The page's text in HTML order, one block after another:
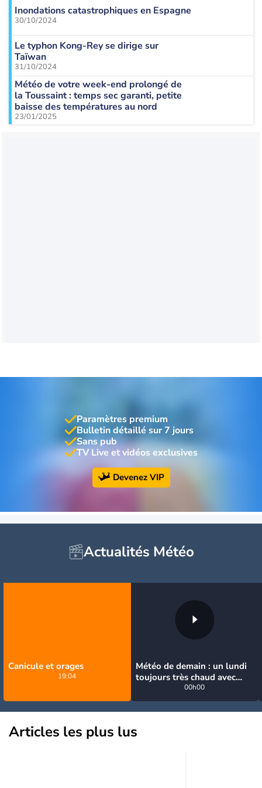
Inondations catastrophiques en Espagne
30/10/2024
Le typhon Kong-Rey se dirige sur
Taïwan
31/10/2024
Météo de votre week-end prolongé de
la Toussaint : temps sec garanti, petite
baisse des températures au nord
23/01/2025
Paramètres premium
Bulletin détaillé sur 7 jours
Sans pub
TV Live et vidéos exclusives
Devenez VIP
Actualités Météo
Canicule et orages
19:04
Météo de demain : un lundi
toujours très chaud avec
quelques orages
00h00
Articles les plus lus